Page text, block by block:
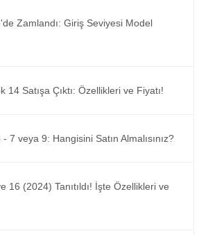
Zamlandı: Giriş Seviyesi Model
14 Satışa Çıktı: Özellikleri ve Fiyatı!
7 veya 9: Hangisini Satın Almalısınız?
16 (2024) Tanıtıldı! İşte Özellikleri ve